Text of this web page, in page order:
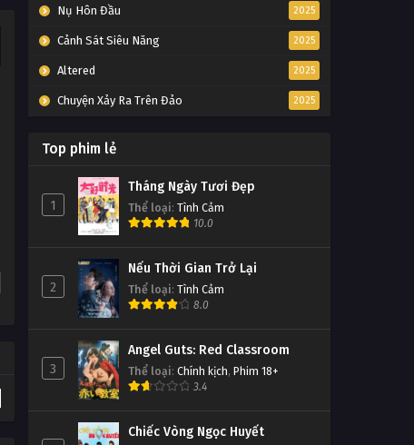
Nụ Hôn Đầu 2025
Cảnh Sát Siêu Năng 2025
Altered 2025
Chuyện Xảy Ra Trên Đảo 2025
Top phim lẻ
1
Tháng Ngày Tươi Đẹp
Thể loại: Tình Cảm
10.0
2
Nếu Thời Gian Trở Lại
Thể loại: Tình Cảm
8.0
3
Angel Guts: Red Classroom
Thể loại: Chính kịch, Phim 18+
3.4
Chiếc Vòng Ngọc Huyết